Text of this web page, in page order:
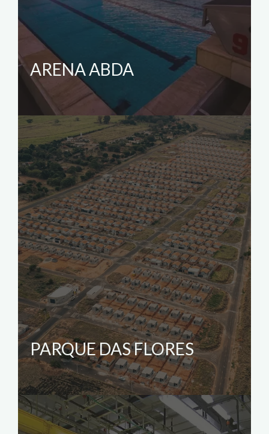
ARENA ABDA
PARQUE DAS FLORES